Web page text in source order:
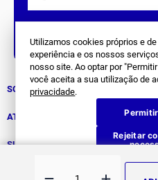
Utilizamos cookies próprios e
experiência e os nossos
nosso site. Ao optar por
você aceita a sua utilização de
privacidade.
Rejeitar
Siga Nos
SOBRE NÓS
História
Patrocinados
ATENDIMENTO
Whatsapp
SUPORTE